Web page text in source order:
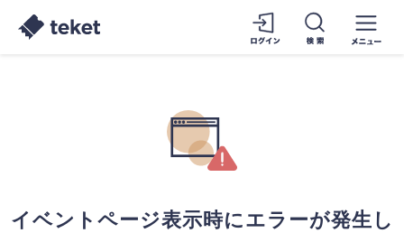
イベントページ表示時にエラーが発生し